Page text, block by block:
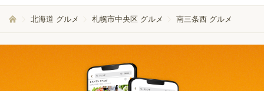
北海道 グルメ 札幌市中央区 グルメ 南三条西 グルメ